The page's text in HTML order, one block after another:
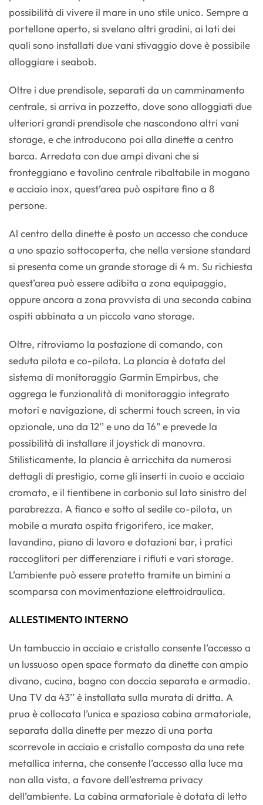
possibilità di vivere il mare in uno stile unico. Sempre a
portellone aperto, si svelano altri gradini, ai lati dei
quali sono installati due vani stivaggio dove è possibile
alloggiare i seabob.
Oltre i due prendisole, separati da un camminamento
centrale, si arriva in pozzetto, dove sono alloggiati due
ulteriori grandi prendisole che nascondono altri vani
storage, e che introducono poi alla dinette a centro
barca. Arredata con due ampi divani che si
fronteggiano e tavolino centrale ribaltabile in mogano
e acciaio inox, quest’area può ospitare fino a 8
persone.
Al centro della dinette è posto un accesso che conduce
a uno spazio sottocoperta, che nella versione standard
si presenta come un grande storage di 4 m. Su richiesta
quest’area può essere adibita a zona equipaggio,
oppure ancora a zona provvista di una seconda cabina
ospiti abbinata a un piccolo vano storage.
Oltre, ritroviamo la postazione di comando, con
seduta pilota e co-pilota. La plancia è dotata del
sistema di monitoraggio Garmin Empirbus, che
aggrega le funzionalità di monitoraggio integrato
motori e navigazione, di schermi touch screen, in via
opzionale, uno da 12’’ e uno da 16” e prevede la
possibilità di installare il joystick di manovra.
Stilisticamente, la plancia è arricchita da numerosi
dettagli di prestigio, come gli inserti in cuoio e acciaio
cromato, e il tientibene in carbonio sul lato sinistro del
parabrezza. A fianco e sotto al sedile co-pilota, un
mobile a murata ospita frigorifero, ice maker,
lavandino, piano di lavoro e dotazioni bar, i pratici
raccoglitori per differenziare i rifiuti e vari storage.
L’ambiente può essere protetto tramite un bimini a
scomparsa con movimentazione elettroidraulica.
ALLESTIMENTO INTERNO
Un tambuccio in acciaio e cristallo consente l’accesso a
un lussuoso open space formato da dinette con ampio
divano, cucina, bagno con doccia separata e armadio.
Una TV da 43’’ è installata sulla murata di dritta. A
prua è collocata l’unica e spaziosa cabina armatoriale,
separata dalla dinette per mezzo di una porta
scorrevole in acciaio e cristallo composta da una rete
metallica interna, che consente l’accesso alla luce ma
non alla vista, a favore dell’estrema privacy
dell’ambiente. La cabina armatoriale è dotata di letto